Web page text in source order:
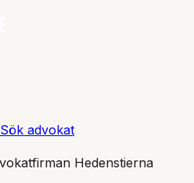
Sök advokat
Hedenstierna